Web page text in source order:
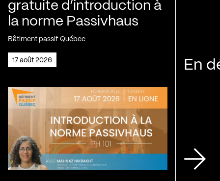
gratuite d’introduction à
la norme Passivhaus
Bâtiment passif Québec
17 août 2026 En